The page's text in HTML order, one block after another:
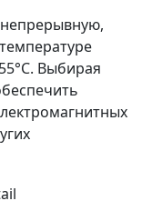
Выбирая